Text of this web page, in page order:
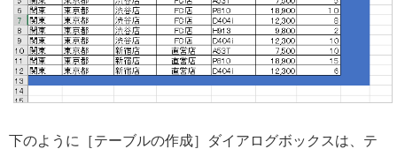
下のように［テーブルの作成］ダイアログボックスは、テ